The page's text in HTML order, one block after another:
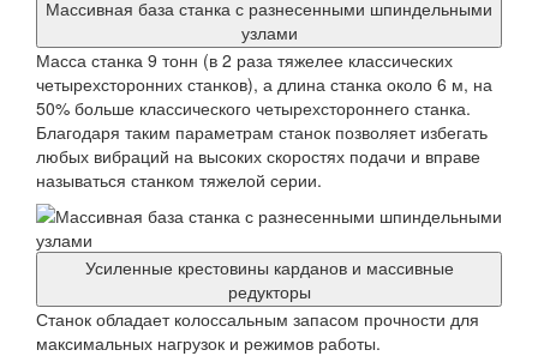
Массивная база станка с разнесенными шпиндельными
узлами
Масса станка 9 тонн (в 2 раза тяжелее классических
четырехсторонних станков), а длина станка около 6 м, на
50% больше классического четырехстороннего станка.
Благодаря таким параметрам станок позволяет избегать
любых вибраций на высоких скоростях подачи и вправе
называться станком тяжелой серии.
Усиленные крестовины карданов и массивные
редукторы
Станок обладает колоссальным запасом прочности для
максимальных нагрузок и режимов работы.